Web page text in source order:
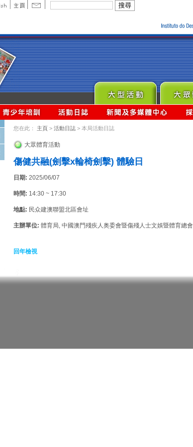
您在此： 主頁 > 活動日誌 > 本局活動日誌
大眾體育活動
傷健共融(劍擊x輪椅劍擊) 體驗日
日期: 2025/06/07
時間: 14:30 ~ 17:30
地點: 民众建澳聯盟北區會址
主辦單位: 體育局, 中國澳門殘疾人奥委會暨傷殘人士文娛暨體育總會
回年檢視